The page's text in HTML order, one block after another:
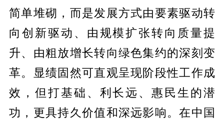
简单堆砌，而是发展方式由要素驱动转
向创新驱动、由规模扩张转向质量提
升、由粗放增长转向绿色集约的深刻变
革。显绩固然可直观呈现阶段性工作成
效，但打基础、利长远、惠民生的潜
功，更具持久价值和深远影响。在中国